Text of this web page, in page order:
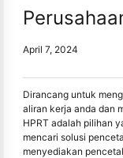
April 7, 2024
Dirancang untuk
aliran kerja anda dan
HPRT adalah pilihan
mencari solusi
menyediakan